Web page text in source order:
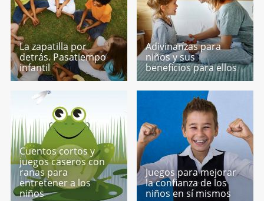
La zapatilla por
detrás. Pasatiempo
infantil
Adivinanzas para
niños y sus
beneficios para ellos
Cuentos cortos y
juegos caseros con
ranas para
entretener a los
niños
Juegos para mejorar
la confianza de los
niños en sí mismos